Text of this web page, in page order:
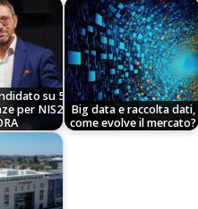
su 5
per NIS2
Big data e raccolta dati,
come evolve il mercato?